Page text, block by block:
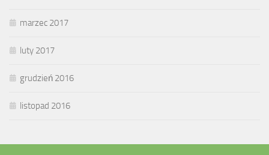
marzec 2017
luty 2017
grudzień 2016
listopad 2016